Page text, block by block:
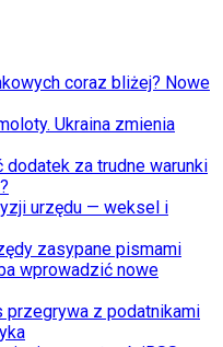
coraz bliżej? Nowe
Ukraina zmienia
za trudne warunki
urzędu — weksel i
zasypane pismami
wprowadzić nowe
przegrywa z podatnikami